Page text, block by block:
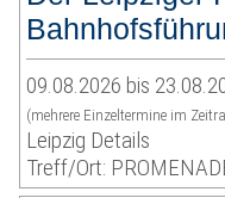
09.08.2026 bis
(mehrere Einzeltermine im
Leipzig Details
Treff/Ort: